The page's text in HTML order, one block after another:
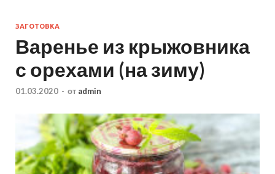
ЗАГОТОВКА
Варенье из крыжовника
с орехами (на зиму)
01.03.2020 - от admin